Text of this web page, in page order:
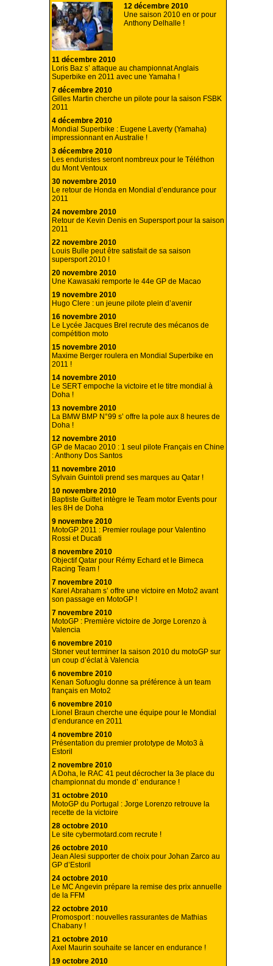
12 décembre 2010
Une saison 2010 en or pour
Anthony Delhalle !
11 décembre 2010
Loris Baz s’ attaque au championnat Anglais
Superbike en 2011 avec une Yamaha !
7 décembre 2010
Gilles Martin cherche un pilote pour la saison FSBK
2011
4 décembre 2010
Mondial Superbike : Eugene Laverty (Yamaha)
impressionnant en Australie !
3 décembre 2010
Les enduristes seront nombreux pour le Téléthon
du Mont Ventoux
30 novembre 2010
Le retour de Honda en Mondial d’endurance pour
2011
24 novembre 2010
Retour de Kevin Denis en Supersport pour la saison
2011
22 novembre 2010
Louis Bulle peut être satisfait de sa saison
supersport 2010 !
20 novembre 2010
Une Kawasaki remporte le 44e GP de Macao
19 novembre 2010
Hugo Clere : un jeune pilote plein d’avenir
16 novembre 2010
Le Lycée Jacques Brel recrute des mécanos de
compétition moto
15 novembre 2010
Maxime Berger roulera en Mondial Superbike en
2011 !
14 novembre 2010
Le SERT empoche la victoire et le titre mondial à
Doha !
13 novembre 2010
La BMW BMP N°99 s’ offre la pole aux 8 heures de
Doha !
12 novembre 2010
GP de Macao 2010 : 1 seul pilote Français en Chine
: Anthony Dos Santos
11 novembre 2010
Sylvain Guintoli prend ses marques au Qatar !
10 novembre 2010
Baptiste Guittet intègre le Team motor Events pour
les 8H de Doha
9 novembre 2010
MotoGP 2011 : Premier roulage pour Valentino
Rossi et Ducati
8 novembre 2010
Objectif Qatar pour Rémy Echard et le Bimeca
Racing Team !
7 novembre 2010
Karel Abraham s’ offre une victoire en Moto2 avant
son passage en MotoGP !
7 novembre 2010
MotoGP : Première victoire de Jorge Lorenzo à
Valencia
6 novembre 2010
Stoner veut terminer la saison 2010 du motoGP sur
un coup d’éclat à Valencia
6 novembre 2010
Kenan Sofuoglu donne sa préférence à un team
français en Moto2
6 novembre 2010
Lionel Braun cherche une équipe pour le Mondial
d’endurance en 2011
4 novembre 2010
Présentation du premier prototype de Moto3 à
Estoril
2 novembre 2010
A Doha, le RAC 41 peut décrocher la 3e place du
championnat du monde d’ endurance !
31 octobre 2010
MotoGP du Portugal : Jorge Lorenzo retrouve la
recette de la victoire
28 octobre 2010
Le site cybermotard.com recrute !
26 octobre 2010
Jean Alesi supporter de choix pour Johan Zarco au
GP d’Estoril
24 octobre 2010
Le MC Angevin prépare la remise des prix annuelle
de la FFM
22 octobre 2010
Promosport : nouvelles rassurantes de Mathias
Chabany !
21 octobre 2010
Axel Maurin souhaite se lancer en endurance !
19 octobre 2010